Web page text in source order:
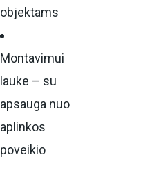
objektams
Montavimui
lauke – su
apsauga nuo
aplinkos
poveikio